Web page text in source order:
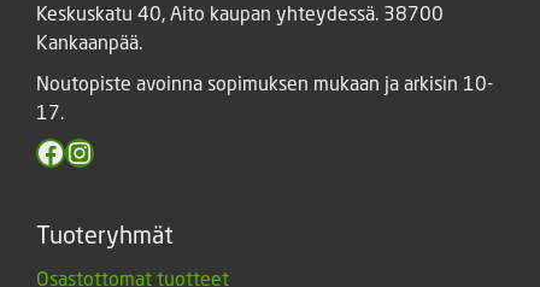
Keskuskatu 40, Aito kaupan yhteydessä. 38700
Kankaanpää.
Noutopiste avoinna sopimuksen mukaan ja arkisin 10-
17.
Facebook
Instagram
Tuoteryhmät
Osastottomat tuotteet